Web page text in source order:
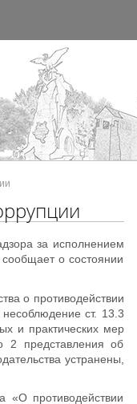
за исполнением
о состоянии
о противодействии
ст. 13.3
и практических мер
2 представления об
устранены,
противодействии